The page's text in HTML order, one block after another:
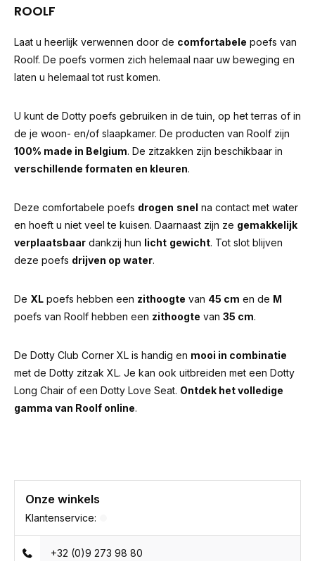
ROOLF
Laat u heerlijk verwennen door de comfortabele poefs van
Roolf. De poefs vormen zich helemaal naar uw beweging en
laten u helemaal tot rust komen.
U kunt de Dotty poefs gebruiken in de tuin, op het terras of in
de je woon- en/of slaapkamer. De producten van Roolf zijn
100% made in Belgium. De zitzakken zijn beschikbaar in
verschillende formaten en kleuren.
Deze comfortabele poefs drogen snel na contact met water
en hoeft u niet veel te kuisen. Daarnaast zijn ze gemakkelijk
verplaatsbaar dankzij hun licht gewicht. Tot slot blijven
deze poefs drijven op water.
De XL poefs hebben een zithoogte van 45 cm en de M
poefs van Roolf hebben een zithoogte van 35 cm.
De Dotty Club Corner XL is handig en mooi in combinatie
met de Dotty zitzak XL. Je kan ook uitbreiden met een Dotty
Long Chair of een Dotty Love Seat. Ontdek het volledige
gamma van Roolf online.
Onze winkels
Klantenservice:
+32 (0)9 273 98 80